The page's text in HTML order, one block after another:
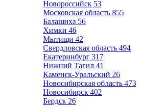
Новороссийск 53
Московская область 855
Балашиха 56
Химки 46
Мытищи 42
Свердловская область 494
Екатеринбург 317
Нижний Тагил 41
Каменск-Уральский 26
Новосибирская область 473
Новосибирск 402
Бердск 26